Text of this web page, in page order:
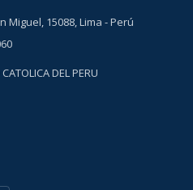
Miguel, 15088, Lima - Perú
DEL PERU